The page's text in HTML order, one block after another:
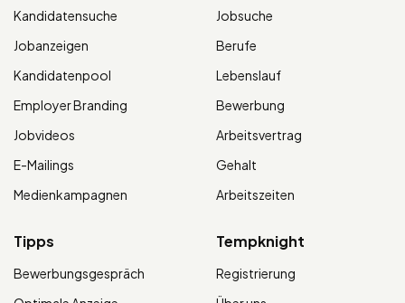
Kandidatensuche
Jobanzeigen
Kandidatenpool
Employer Branding
Jobvideos
E-Mailings
Medienkampagnen
Jobsuche
Berufe
Lebenslauf
Bewerbung
Arbeitsvertrag
Gehalt
Arbeitszeiten
Tipps
Bewerbungsgespräch
Tempknight
Registrierung